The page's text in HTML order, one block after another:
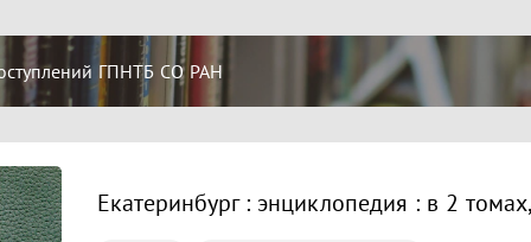
ГПНТБ СО РАН
Екатеринбург : энциклопедия : в 2